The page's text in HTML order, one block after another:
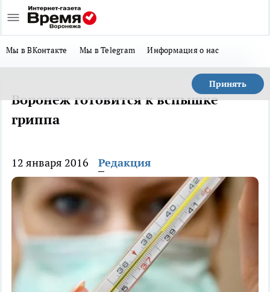
Мы в ВКонтакте Мы в Telegram Информация о нас
Принять
Воронеж готовится к вспышке
гриппа
12 января 2016 Редакция